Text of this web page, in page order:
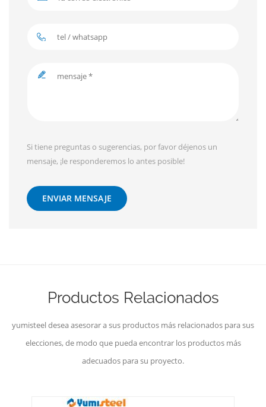
Si tiene preguntas o sugerencias, por favor déjenos un
mensaje, ¡le responderemos lo antes posible!
ENVIAR MENSAJE
Productos Relacionados
yumisteel desea asesorar a sus productos más relacionados para sus
elecciones, de modo que pueda encontrar los productos más
adecuados para su proyecto.